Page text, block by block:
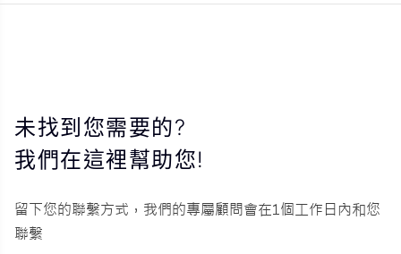
未找到您需要的?
我們在這裡幫助您!
留下您的聯繫方式，我們的專屬顧問會在1個工作日內和您
聯繫